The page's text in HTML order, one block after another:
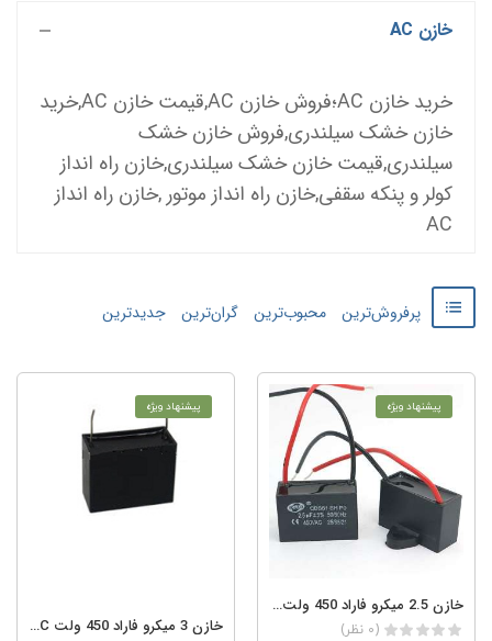
خازن AC
AC
پرفروش‌ترین محبوب‌ترین گران‌ترین جدید‌‌ترین
پیشنهاد ویژه
خازن 2.5 میکرو فاراد 450 ولت 2.5/450AC
(0 نظر)
پیشنهاد ویژه
خازن 3 میکرو فاراد 450 ولت 3/450AC